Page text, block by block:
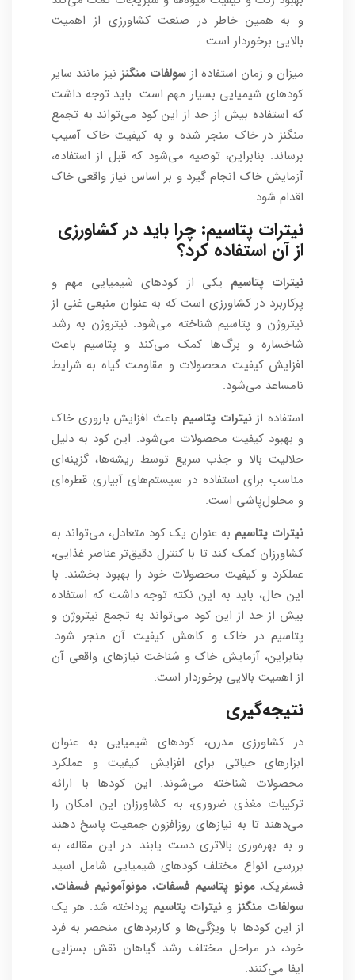
و به همین خاطر در صنعت کشاورزی از اهمیت
بالایی برخوردار است.
میزان و زمان استفاده از سولفات منگنز نیز مانند سایر
کودهای شیمیایی بسیار مهم است. باید توجه داشت
که استفاده بیش از حد از این کود می‌تواند به تجمع
منگنز در خاک منجر شده و به کیفیت خاک آسیب
برساند. بنابراین، توصیه می‌شود که قبل از استفاده،
آزمایش خاک انجام گیرد و بر اساس نیاز واقعی خاک
اقدام شود.
نیترات پتاسیم: چرا باید در کشاورزی
از آن استفاده کرد؟
نیترات پتاسیم یکی از کودهای شیمیایی مهم و
پرکاربرد در کشاورزی است که به عنوان منبعی غنی از
نیتروژن و پتاسیم شناخته می‌شود. نیتروژن به رشد
شاخساره و برگ‌ها کمک می‌کند و پتاسیم باعث
افزایش کیفیت محصولات و مقاومت گیاه به شرایط
نامساعد می‌شود.
استفاده ازنیترات پتاسیم باعث افزایش باروری خاک
و بهبود کیفیت محصولات می‌شود. این کود به دلیل
حلالیت بالا و جذب سریع توسط ریشه‌ها، گزینه‌ای
مناسب برای استفاده در سیستم‌های آبیاری قطره‌ای
و محلول‌پاشی است.
نیترات پتاسیم به عنوان یک کود متعادل، می‌تواند به
کشاورزان کمک کند تا با کنترل دقیق‌تر عناصر غذایی،
عملکرد و کیفیت محصولات خود را بهبود بخشند. با
این حال، باید به این نکته توجه داشت که استفاده
بیش از حد از این کود می‌تواند به تجمع نیتروژن و
پتاسیم در خاک و کاهش کیفیت آن منجر شود.
بنابراین، آزمایش خاک و شناخت نیازهای واقعی آن
از اهمیت بالایی برخوردار است.
نتیجه‌گیری
در کشاورزی مدرن، کودهای شیمیایی به عنوان
ابزارهای حیاتی برای افزایش کیفیت و عملکرد
محصولات شناخته می‌شوند. این کودها با ارائه
ترکیبات مغذی ضروری، به کشاورزان این امکان را
می‌دهند تا به نیازهای روزافزون جمعیت پاسخ دهند
و به بهره‌وری بالاتری دست یابند. در این مقاله، به
بررسی انواع مختلف کودهای شیمیایی شامل اسید
فسفریک،مونو پتاسیم فسفات، مونوآمونیم فسفات،
سولفات منگنزو نیترات پتاسیم پرداخته شد. هر یک
از این کودها با ویژگی‌ها و کاربردهای منحصر به فرد
خود، در مراحل مختلف رشد گیاهان نقش بسزایی
ایفا می‌کنند.